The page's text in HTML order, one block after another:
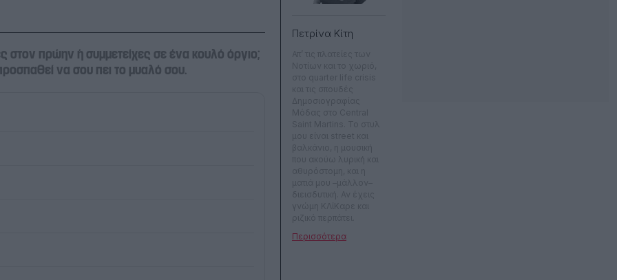
στον πρώην ή συμμετείχες σε ένα κουλό όργιο;
να σου πει το μυαλό σου.
Πετρίνα Κίτη